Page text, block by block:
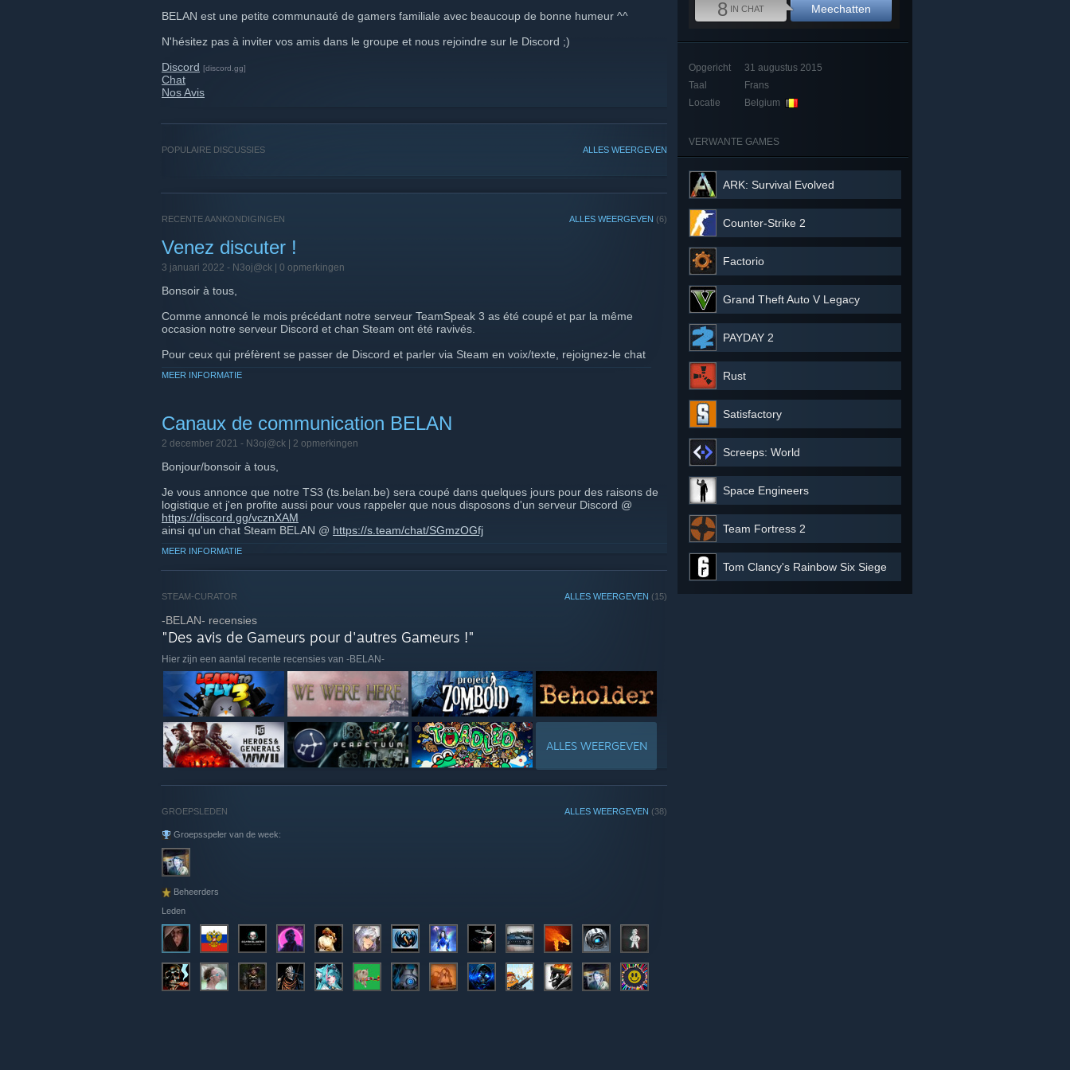
BELAN est une petite communauté de gamers familiale avec beaucoup de bonne humeur ^^
N'hésitez pas à inviter vos amis dans le groupe et nous rejoindre sur le Discord ;)
Discord [discord.gg]
Chat
Nos Avis
ALLES WEERGEVEN
POPULAIRE DISCUSSIES
ALLES WEERGEVEN (6)
RECENTE AANKONDIGINGEN
Venez discuter !
3 januari 2022 - N3oj@ck | 0 opmerkingen
Bonsoir à tous,
Comme annoncé le mois précédant notre serveur TeamSpeak 3 as été coupé et par la même
occasion notre serveur Discord et chan Steam ont été ravivés.
Pour ceux qui préfèrent se passer de Discord et parler via Steam en voix/texte, rejoignez-le chat
https://s.team/chat/SGmzOGfj
https://discord.gg/vcznXAM
Un très bon début d'année à tous de la part de l'équipe BELAN
MEER INFORMATIE
Canaux de communication BELAN
2 december 2021 - N3oj@ck | 2 opmerkingen
Bonjour/bonsoir à tous,
Je vous annonce que notre TS3 (ts.belan.be) sera coupé dans quelques jours pour des raisons de
logistique et j'en profite aussi pour vous rappeler que nous disposons d'un serveur Discord @
https://discord.gg/vcznXAM
ainsi qu'un chat Steam BELAN @ https://s.team/chat/SGmzOGfj
Bon jeu à tous,
Nj
l'admin sans maison et qui vis confiné depuis mars 2020.
MEER INFORMATIE
ALLES WEERGEVEN (15)
STEAM-CURATOR
-BELAN- recensies
"Des avis de Gameurs pour d'autres Gameurs !"
Hier zijn een aantal recente recensies van -BELAN-
ALLES WEERGEVEN
ALLES WEERGEVEN (38)
GROEPSLEDEN
Groepsspeler van de week:
Beheerders
Leden
8 IN CHAT Meechatten
Opgericht
31 augustus 2015
Taal
Frans
Locatie
Belgium
VERWANTE GAMES
ARK: Survival Evolved
Counter-Strike 2
Factorio
Grand Theft Auto V Legacy
PAYDAY 2
Rust
Satisfactory
Screeps: World
Space Engineers
Team Fortress 2
Tom Clancy's Rainbow Six Siege